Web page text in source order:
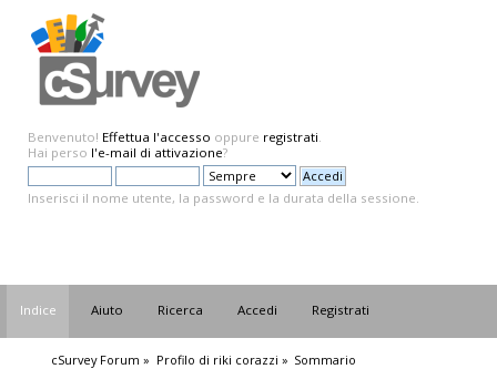
Benvenuto! Effettua l'accesso oppure registrati.
Hai perso l'e-mail di attivazione?
Inserisci il nome utente, la password e la durata della sessione.
Indice Aiuto Ricerca Accedi Registrati
cSurvey Forum » Profilo di riki corazzi » Sommario